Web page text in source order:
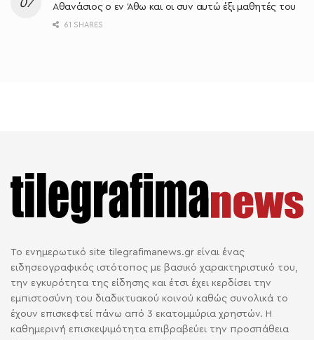
Αθανάσιος ο εν Άθω και οι συν αυτώ έξι μαθητές του
61 SHARES
Το ενημερωτικό site tilegrafimanews.gr είναι ένας
ειδησεογραφικός ιστότοπος με βασικό χαρακτηριστικό του,
την εγκυρότητα της είδησης και έτσι έχει κερδίσει την
εμπιστοσύνη του διαδικτυακού κοινού καθώς συνολικά το
έχουν επισκεφτεί πάνω από 3 εκατομμύρια χρηστών. Η
καθημερινή επισκεψιμότητα επιβραβεύει την προσπάθεια